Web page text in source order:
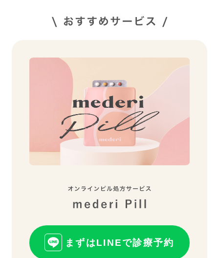
まずはLINEで診療予約